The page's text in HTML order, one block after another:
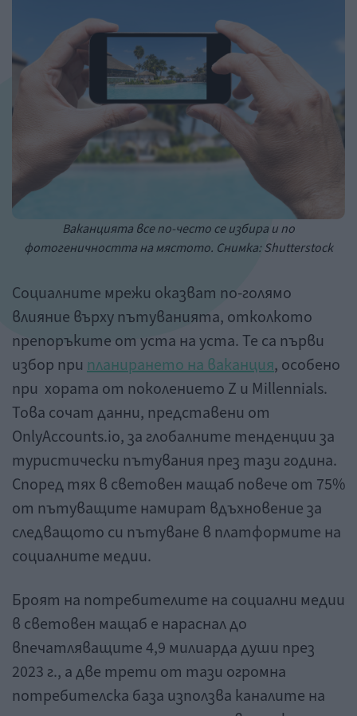
Ваканцията все по-често се избира и по
фотогеничността на мястото. Снимка: Shutterstock
Социалните мрежи оказват по-голямо
влияние върху пътуванията, отколкото
препоръките от уста на уста. Те са първи
избор при планирането на ваканция, особено
при хората от поколението Z и Millennials.
Това сочат данни, представени от
OnlyAccounts.io, за глобалните тенденции за
туристически пътувания през тази година.
Според тях в световен мащаб повече от 75%
от пътуващите намират вдъхновение за
следващото си пътуване в платформите на
социалните медии.
Броят на потребителите на социални медии
в световен мащаб е нараснал до
впечатляващите 4,9 милиарда души през
2023 г., а две трети от тази огромна
потребителска база използва каналите на